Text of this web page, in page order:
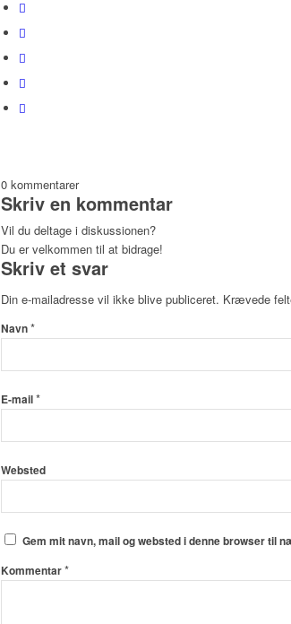
0 kommentarer
Skriv en kommentar
Vil du deltage i diskussionen?
Du er velkommen til at bidrage!
Skriv et svar
Din e-mailadresse vil ikke blive publiceret. Krævede
Navn*
E-mail*
Websted
Gem mit navn, mail og websted i denne browser til
Kommentar*